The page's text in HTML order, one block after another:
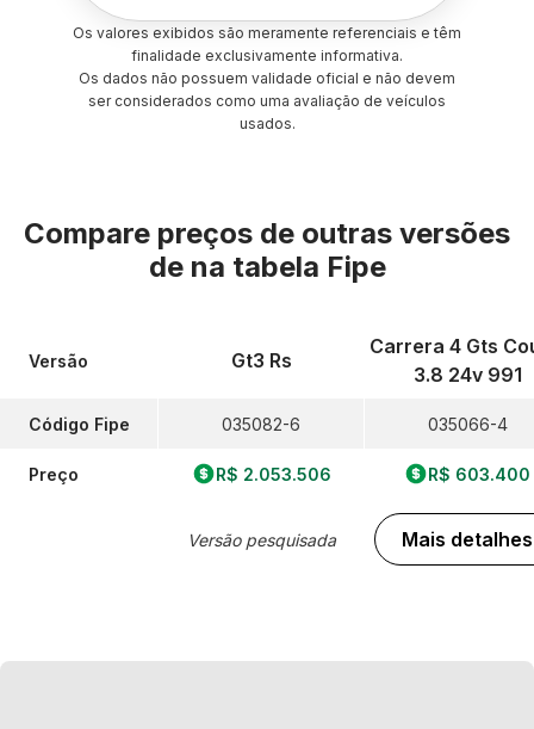
Os valores exibidos são meramente referenciais e têm
finalidade exclusivamente informativa.
Os dados não possuem validade oficial e não devem
ser considerados como uma avaliação de veículos
usados.
Compare preços de outras versões
de na tabela Fipe
Versão
Código Fipe
Preço
Gt3 Rs
035082-6
R$ 2.053.506
Versão pesquisada
Carrera 4 Gts
3.8 24v 991
035066-4
R$ 603.400
Mais detalhes